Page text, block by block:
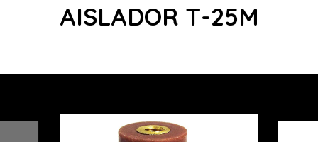
AISLADOR T-25M